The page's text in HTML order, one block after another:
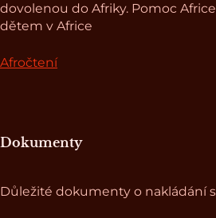
dovolenou do Afriky. Pomoc
dětem v Africe
Afročtení
Dokumenty
Důležité dokumenty o nakládání